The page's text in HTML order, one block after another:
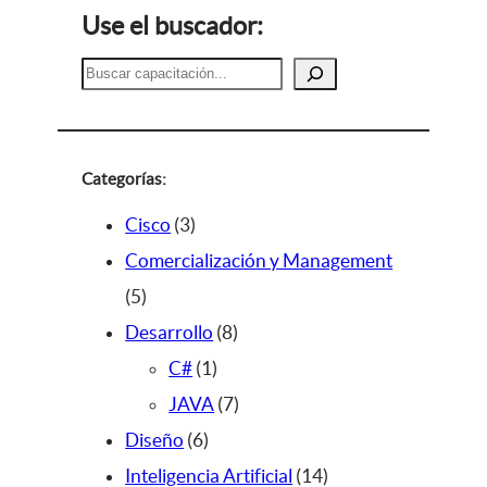
Use el buscador:
B
u
a
Categorías:
Cisco 33
p
o
d
u
c
t
Comercialización y Management
55
p
o
d
u
Desarrollo 88
r
d
C# 11
p
o
JAVA 77
r
Diseño 66
p
Inteligencia Artificial 141